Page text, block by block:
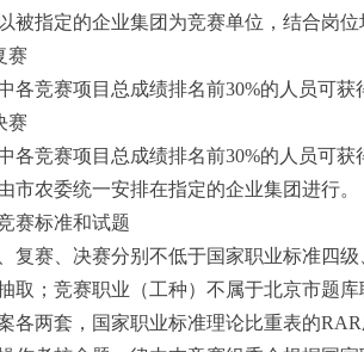
被指定的企业集团为竞赛单位，结合岗位
赛
各竞赛项目总成绩排名前30%的人员可
赛
各竞赛项目总成绩排名前30%的人员可获
市农委统一安排在指定的企业集团进行。
赛标准和试题
复赛、决赛分别不低于国家职业标准四
取；竞赛职业（工种）不属于北京市题
各两套，国家职业标准理论比重表的